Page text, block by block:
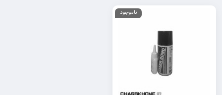
ناموجود